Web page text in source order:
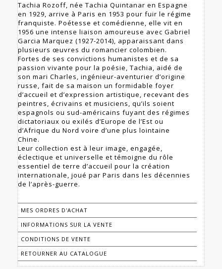
Tachia Rozoff, née Tachia Quintanar en Espagne
en 1929, arrive à Paris en 1953 pour fuir le régime
franquiste. Poétesse et comédienne, elle vit en
1956 une intense liaison amoureuse avec Gabriel
Garcia Marquez (1927-2014), apparaissant dans
plusieurs œuvres du romancier colombien.
Fortes de ses convictions humanistes et de sa
passion vivante pour la poésie, Tachia, aidé de
son mari Charles, ingénieur-aventurier d’origine
russe, fait de sa maison un formidable foyer
d’accueil et d’expression artistique, recevant des
peintres, écrivains et musiciens, qu’ils soient
espagnols ou sud-américains fuyant des régimes
dictatoriaux ou exilés d’Europe de l’Est ou
d’Afrique du Nord voire d’une plus lointaine
Chine.
Leur collection est à leur image, engagée,
éclectique et universelle et témoigne du rôle
essentiel de terre d’accueil pour la création
internationale, joué par Paris dans les décennies
de l’après-guerre.
MES ORDRES D'ACHAT
INFORMATIONS SUR LA VENTE
CONDITIONS DE VENTE
RETOURNER AU CATALOGUE